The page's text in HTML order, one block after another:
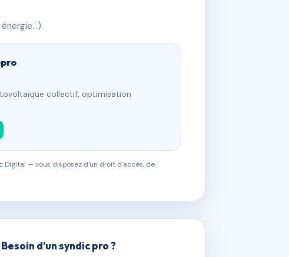
collectif, optimisation
Digital — vous disposez d'un droit d'accès, de
Besoin d'un syndic pro ?